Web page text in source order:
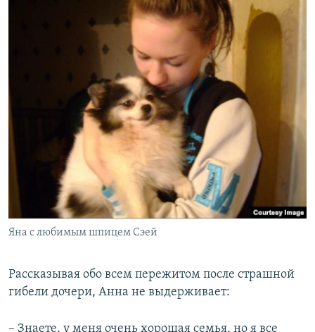
Яна с любимым шпицем Сэей
Рассказывая обо всем пережитом после страшной
гибели дочери, Анна не выдерживает:
– Знаете, у меня очень хорошая семья, но я все